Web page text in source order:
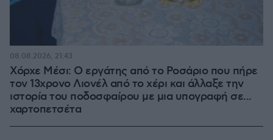
Χόρχε Μέσι: Ο εργάτης από το Ροσάριο που πήρε
τον 13χρονο Λιονέλ από το χέρι και άλλαξε την
ιστορία του ποδοσφαίρου με μια υπογραφή σε...
χαρτοπετσέτα
08.08.2026, 21:43